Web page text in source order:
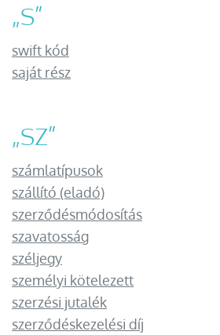
„S”
swift kód
saját rész
„SZ”
számlatípusok
szállító (eladó)
szerződésmódosítás
szavatosság
széljegy
személyi kötelezett
szerzési jutalék
szerződéskezelési díj